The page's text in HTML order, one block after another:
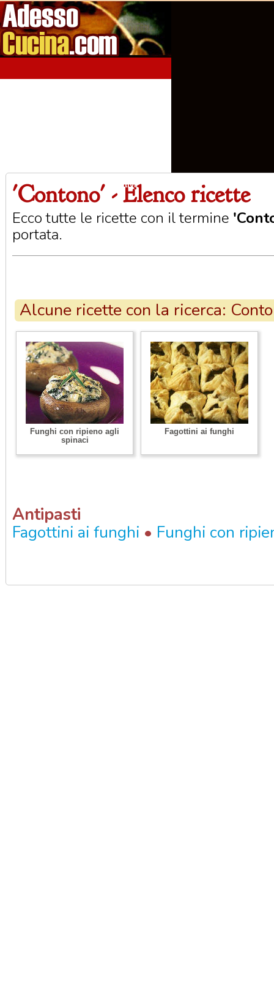
Aperitivi Primi Piatti
'Contono' - Elenco ricette
Ecco tutte le ricette con il termine
portata.
Alcune ricette con la ricerca:
Funghi con ripieno agli
spinaci
Fagottini ai funghi
Antipasti
Fagottini ai funghi • Funghi con